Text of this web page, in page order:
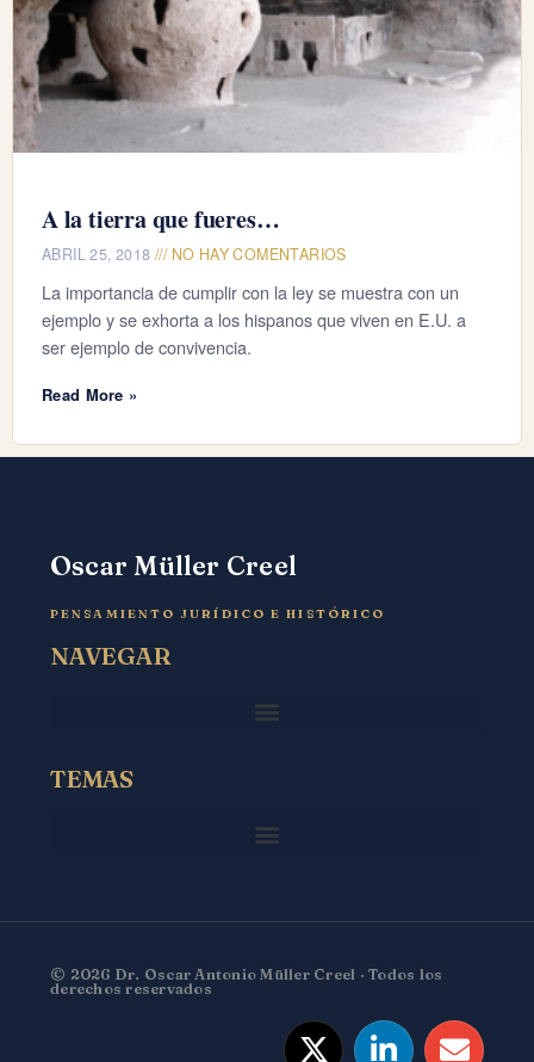
A la tierra que fueres…
ABRIL 25, 2018 NO HAY COMENTARIOS
La importancia de cumplir con la ley se muestra con un
ejemplo y se exhorta a los hispanos que viven en E.U. a
ser ejemplo de convivencia.
Read More »
Oscar Müller Creel
PENSAMIENTO JURÍDICO E HISTÓRICO
NAVEGAR
TEMAS
© 2026 Dr. Oscar Antonio Müller Creel · Todos los
derechos reservados